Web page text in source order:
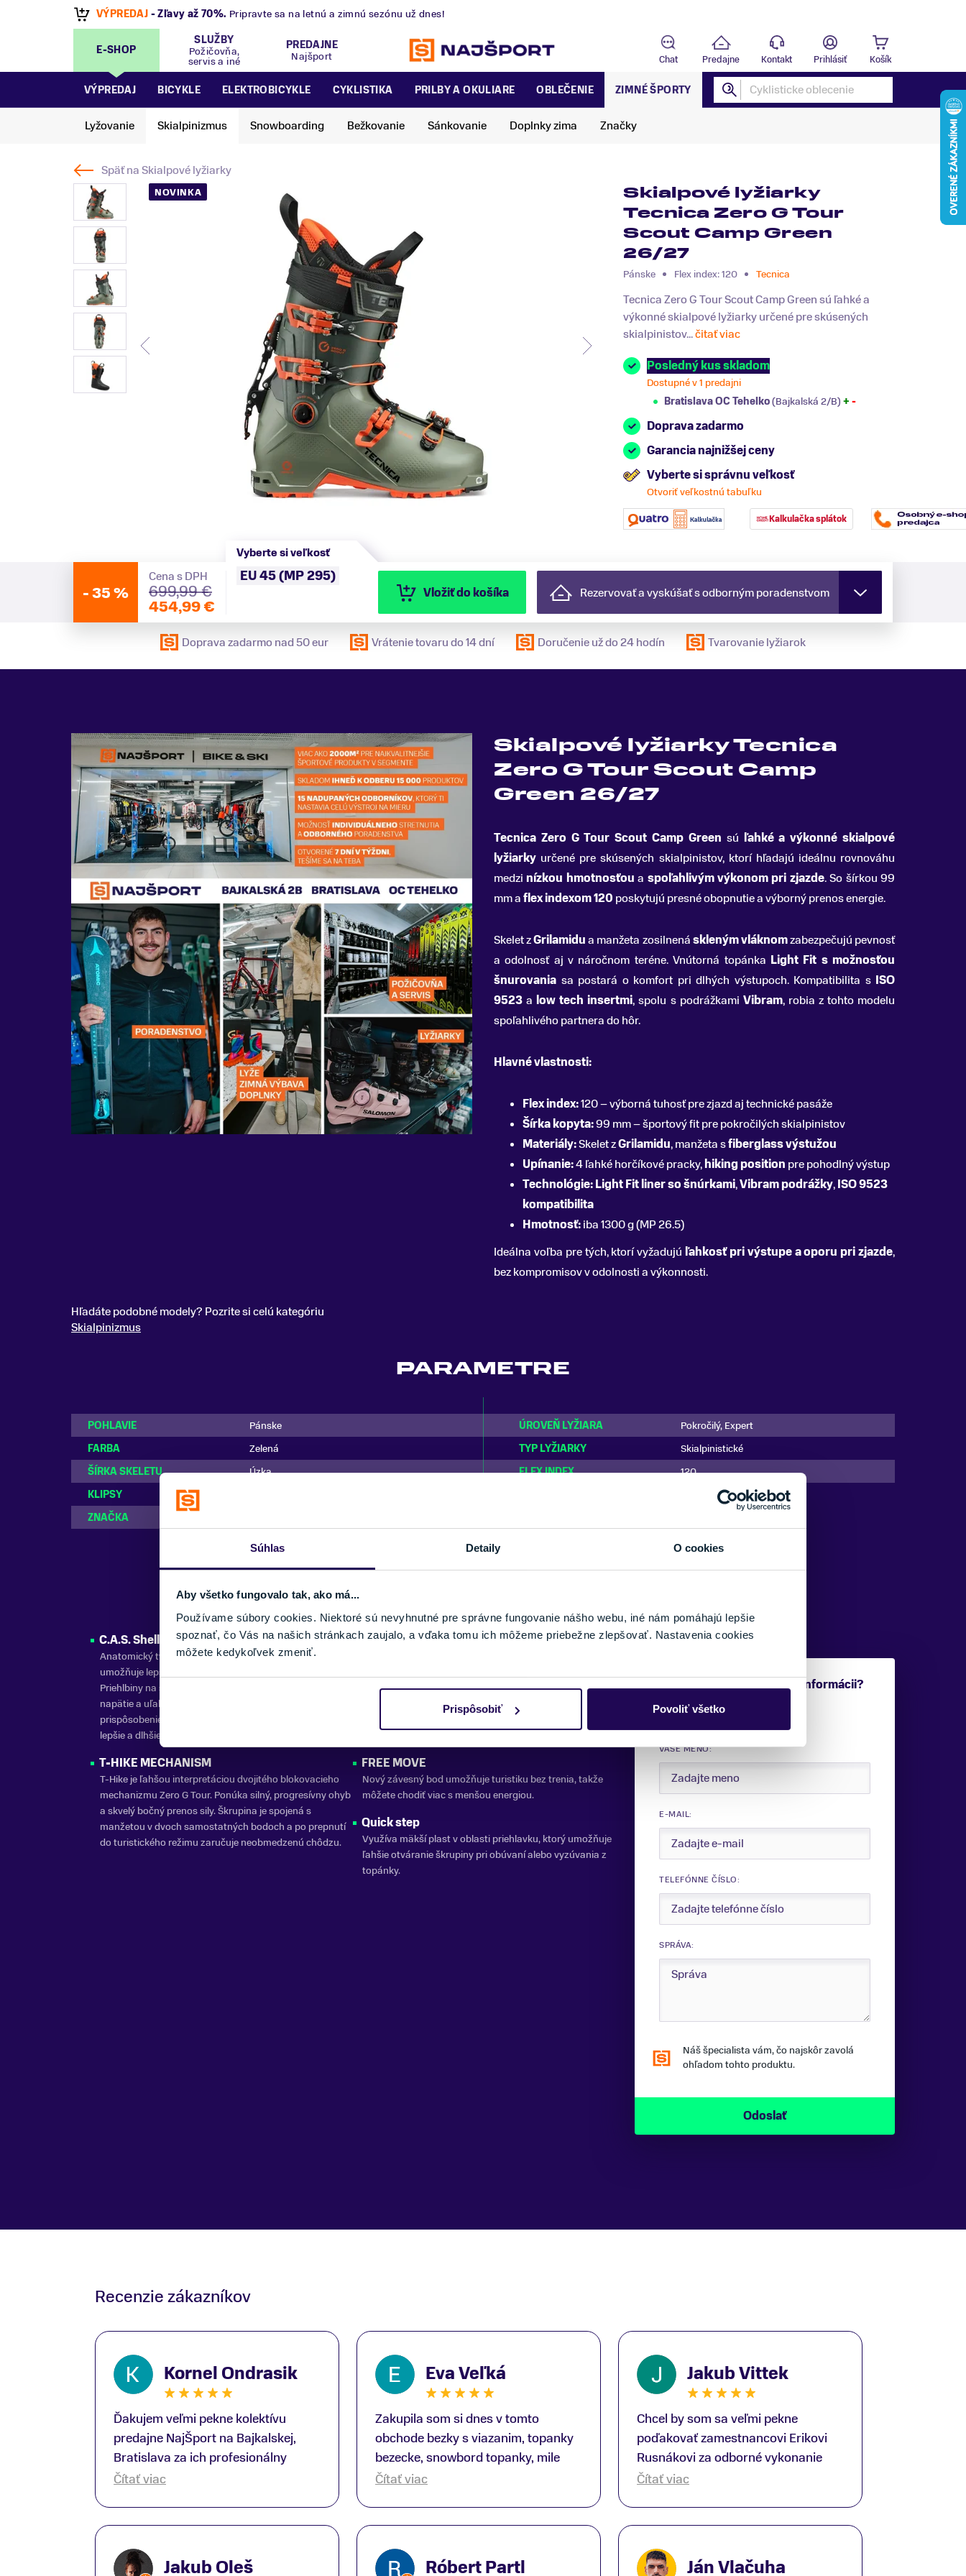
Súhlas Detaily O cookies
Aby všetko fungovalo tak, ako má...
Používame súbory cookies. Niektoré sú nevyhnutné pre správne fungovanie nášho webu, iné nám pomáhajú lepšie
spoznať, čo Vás na našich stránkach zaujalo, a vďaka tomu ich môžeme priebežne zlepšovať. Nastavenia cookies
môžete kedykoľvek zmeniť.
Prispôsobiť Povoliť všetko
VÝPREDAJ - Zľavy až 70%. Pripravte sa na letnú a zimnú sezónu už dnes!
E-SHOP
SLUŽBY
Požičovňa,
servis a iné
PREDAJNE
Najšport
Chat Predajne Kontakt Prihlásiť Košík
VÝPREDAJ BICYKLE ELEKTROBICYKLE CYKLISTIKA PRILBY A OKULIARE OBLEČENIE ZIMNÉ ŠPORTY
Lyžovanie Skialpinizmus Snowboarding Bežkovanie Sánkovanie Doplnky zima Značky
Späť naSkialpové lyžiarky
NOVINKA
Skialpové lyžiarky
Tecnica Zero G Tour
Scout Camp Green
26/27
Pánske Flex index: 120 Tecnica
Tecnica Zero G Tour Scout Camp Green sú ľahké a
výkonné skialpové lyžiarky určené pre skúsených
skialpinistov...čitať viac
Posledný kus skladom
Dostupné v 1 predajni
Bratislava OC Tehelko(Bajkalská 2/B) + -
Doprava zadarmo
Garancia najnižšej ceny
Vyberte si správnu veľkosť
Otvoriť veľkostnú tabuľku
Kalkulačka splátok
-35 %
Cena s DPH
699,99 €
454,99 €
Vyberte si veľkosť
EU 45 (MP 295)
Vložiť do košíka Rezervovať a vyskúšať s odborným poradenstvom
Doprava zadarmo nad 50 eur Vrátenie tovaru do 14 dní Doručenie už do 24 hodín Tvarovanie lyžiarok
Skialpové lyžiarky Tecnica
Zero G Tour Scout Camp
Green 26/27
Tecnica Zero G Tour Scout Camp Green sú ľahké a výkonné skialpové
lyžiarky určené pre skúsených skialpinistov, ktorí hľadajú ideálnu rovnováhu
medzi nízkou hmotnosťou a spoľahlivým výkonom pri zjazde.So šírkou 99
mm aflex indexom 120 poskytujú presné obopnutie a výborný prenos energie.
Skelet zGrilamidua manžeta zosilnenáskleným vláknomzabezpečujú pevnosť
a odolnosť aj v náročnom teréne. Vnútorná topánka Light Fit s možnosťou
šnurovania sa postará o komfort pri dlhých výstupoch. Kompatibilita s ISO
9523 a low tech insertmi, spolu s podrážkami Vibram, robia z tohto modelu
spoľahlivého partnera do hôr.
Hlavné vlastnosti:
Flex index:120 – výborná tuhosť pre zjazd aj technické pasáže
Šírka kopyta:99 mm – športový fit pre pokročilých skialpinistov
Materiály:Skelet zGrilamidu, manžeta sfiberglass výstužou
Upínanie:4 ľahké horčíkové pracky,hiking position pre pohodlný výstup
Technológie:Light Fit liner so šnúrkami,Vibram podrážky,ISO 9523
kompatibilita
Hmotnosť:iba 1300 g (MP 26.5)
Ideálna voľba pre tých, ktorí vyžadujú ľahkosť pri výstupe a oporu pri zjazde,
bez kompromisov v odolnosti a výkonnosti.
Hľadáte podobné modely? Pozrite si celú kategóriu
Skialpinizmus
PARAMETRE
POHLAVIE Pánske ÚROVEŇ LYŽIARA
Pokročilý, Expert
FARBA
Zelená TYP LYŽIARKY
Skialpinistické
ŠÍRKA SKELETU
Úzka FLEX INDEX
120
KLIPSY
ZNAČKA
C.A.S. Shell
Anatomický tvar, ktorý zodpovedá tvaru chodidla. To
umožňuje lepšie počiatočné prispôsobenie po rozbalení.
Priehlbiny na škrupine ponúkajú menšie povrchové
napätie a uľahčujú zahrievanie, čo uľahčuje
prispôsobenie škrupiny. Škrupina si zachová nový tvar
lepšie a dlhšie.
T-HIKE MECHANISM
T-Hike je ľahšou interpretáciou dvojitého blokovacieho
mechanizmu Zero G Tour. Ponúka silný, progresívny ohyb
a skvelý bočný prenos sily. Škrupina je spojená s
manžetou v dvoch samostatných bodoch a po prepnutí
do turistického režimu zaručuje neobmedzenú chôdzu.
POWER FRAME
zvyšuje tuhosť a torznú odolnosť, čo umožňuje znížiť
hrúbku škrupiny bez straty výkonu. Nový Zero G Tour Pro
ponúka o 10 % väčší rozsah pohybu v porovnaní s
FREE MOVE
Nový závesný bod umožňuje turistiku bez trenia, takže
môžete chodiť viac s menšou energiou.
Quick step
Využíva mäkší plast v oblasti priehlavku, ktorý umožňuje
ľahšie otváranie škrupiny pri obúvaní alebo vyzúvania z
topánky.
Potrebujete viac informácii?
Sme tu pre vás.
VAŠE MENO:
E-MAIL:
TELEFÓNNE ČÍSLO:
SPRÁVA:
Náš špecialista vám, čo najskôr zavolá
ohľadom tohto produktu.
Recenzie zákazníkov
Kornel Ondrasik
Ďakujem veľmi pekne kolektívu
predajne NajŠport na Bajkalskej,
Bratislava za ich profesionálny
prístup k zákazníkom; Zvlášť
ako aj prilby.. všetko značka Atomic;
Čítať viac
Eva Veľká
Zakupila som si dnes v tomto
obchode bezky s viazanim, topanky
bezecke, snowbord topanky, mile
prekvapenie ako Peter, ktory nas
Čítať viac
Jakub Vittek
Chcel by som sa veľmi pekne
poďakovať zamestnancovi Erikovi
Rusnákovi za odborné vykonanie
bike-fittingu. Je to super človek na
otázky odpovedal bez zaváhania.
Čítať viac
Jakub Oleš Róbert Partl Ján Vlačuha